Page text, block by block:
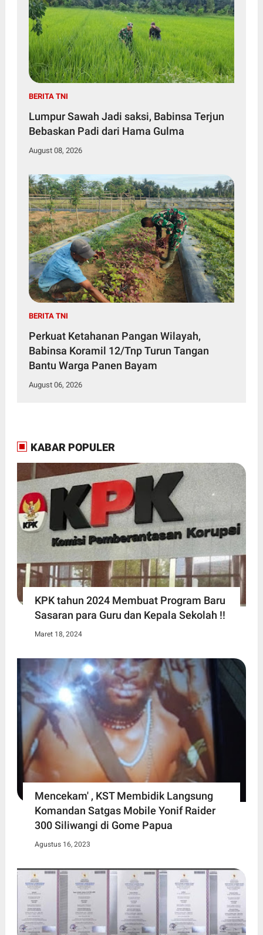
BERITA TNI
Lumpur Sawah Jadi saksi, Babinsa Terjun
Bebaskan Padi dari Hama Gulma
August 08, 2026
BERITA TNI
Perkuat Ketahanan Pangan Wilayah,
Babinsa Koramil 12/Tnp Turun Tangan
Bantu Warga Panen Bayam
August 06, 2026
KABAR POPULER
KPK tahun 2024 Membuat Program Baru
Sasaran para Guru dan Kepala Sekolah !!
Maret 18, 2024
Mencekam' , KST Membidik Langsung
Komandan Satgas Mobile Yonif Raider
300 Siliwangi di Gome Papua
Agustus 16, 2023